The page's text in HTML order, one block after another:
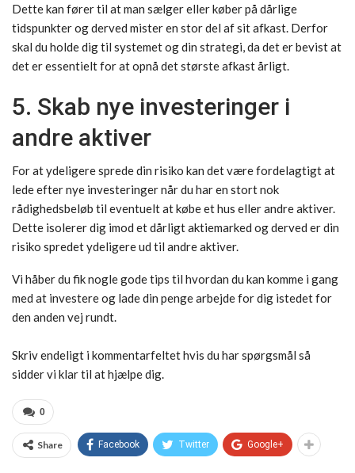
Dette kan fører til at man sælger eller køber på dårlige
tidspunkter og derved mister en stor del af sit afkast. Derfor
skal du holde dig til systemet og din strategi, da det er bevist at
det er essentielt for at opnå det største afkast årligt.
5. Skab nye investeringer i
andre aktiver
For at ydeligere sprede din risiko kan det være fordelagtigt at
lede efter nye investeringer når du har en stort nok
rådighedsbeløb til eventuelt at købe et hus eller andre aktiver.
Dette isolerer dig imod et dårligt aktiemarked og derved er din
risiko spredet ydeligere ud til andre aktiver.
Vi håber du fik nogle gode tips til hvordan du kan komme i gang
med at investere og lade din penge arbejde for dig istedet for
den anden vej rundt.
Skriv endeligt i kommentarfeltet hvis du har spørgsmål så
sidder vi klar til at hjælpe dig.
0
Share Facebook Twitter Google+